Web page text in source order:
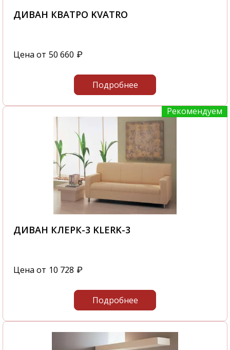
ДИВАН КВАТРО KVATRO
Цена от 50 660 ₽
Подробнее
Рекомендуем
ДИВАН КЛЕРК-3 KLERK-3
Цена от 10 728 ₽
Подробнее